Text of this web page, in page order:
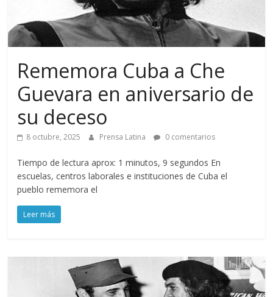
Rememora Cuba a Che
Guevara en aniversario de
su deceso
8 octubre, 2025 Prensa Latina 0 comentarios
Tiempo de lectura aprox: 1 minutos, 9 segundos En
escuelas, centros laborales e instituciones de Cuba el
pueblo rememora el
Leer más